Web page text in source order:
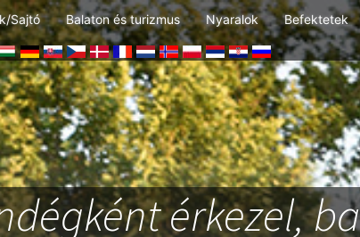
Sajtó Balaton és turizmus Nyaralok Befektetek
érkezel,